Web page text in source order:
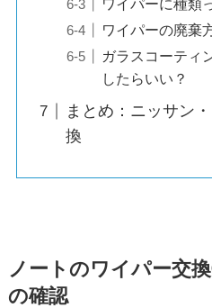
ワイパーに種類
ワイパーの廃棄
ガラスコーティ
したらいい？
まとめ：ニッサン
換
ノート のワイパー交
の確認